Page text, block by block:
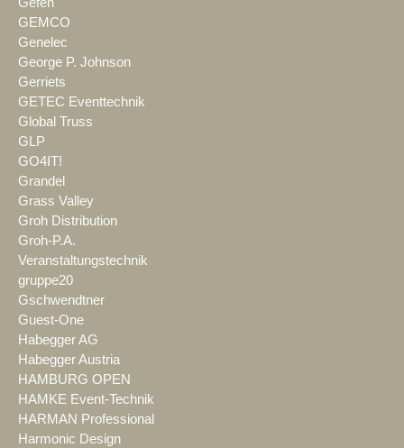
GEMCO
Genelec
George P. Johnson
Gerriets
GETEC Eventtechnik
Global Truss
GLP
GO4IT!
Grandel
Grass Valley
Groh Distribution
Groh-P.A.
Veranstaltungstechnik
gruppe20
Gschwendtner
Guest-One
Habegger AG
Habegger Austria
HAMBURG OPEN
HAMKE Event-Technik
HARMAN Professional
Harmonic Design